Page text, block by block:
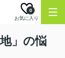
お気に入り
0
」の悩